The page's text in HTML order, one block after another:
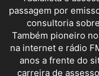
passagem por
consultoria
Também pioneiro
na internet e rádio
anos a frente do
carreira de